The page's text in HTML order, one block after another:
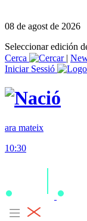
08 de agost de 2026
Seleccionar edición
Cerca
|
Iniciar Sessió
ara mateix
10:30